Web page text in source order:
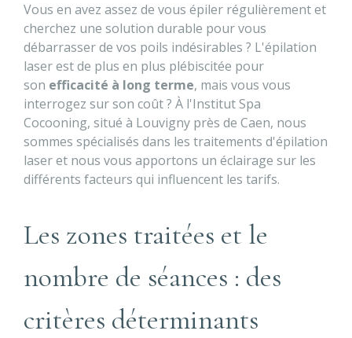
Vous en avez assez de vous épiler régulièrement et
cherchez une solution durable pour vous
débarrasser de vos poils indésirables ? L'épilation
laser est de plus en plus plébiscitée pour
son efficacité à long terme, mais vous vous
interrogez sur son coût ? À l'Institut Spa
Cocooning, situé à Louvigny près de Caen, nous
sommes spécialisés dans les traitements d'épilation
laser et nous vous apportons un éclairage sur les
différents facteurs qui influencent les tarifs.
Les zones traitées et le
nombre de séances : des
critères déterminants